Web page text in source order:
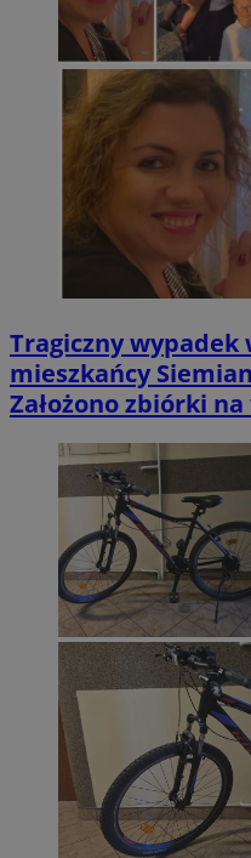
Tragiczny wypadek
mieszkańcy
Założono zbiórki